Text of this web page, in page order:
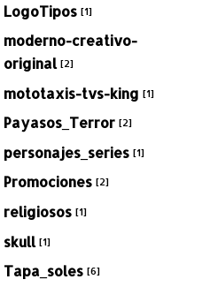
LogoTipos [1]
moderno-creativo-
original [2]
mototaxis-tvs-king [1]
Payasos_Terror [2]
personajes_series [1]
Promociones [2]
religiosos [1]
skull [1]
Tapa_soles [6]